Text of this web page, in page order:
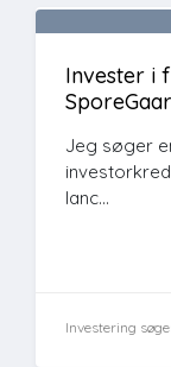
Invester i
Jeg søger
lanc...
Investering